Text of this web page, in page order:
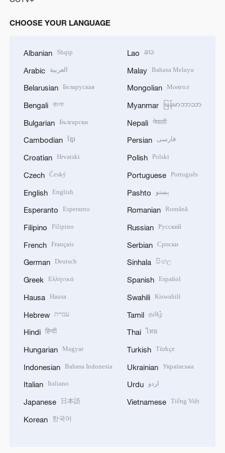
CHOOSE YOUR LANGUAGE
Albanian Shqip
Arabic العربية
Belarusian Беларуская
Bengali বাংলা
Bulgarian Български
Cambodian ខ្មែរ
Croatian Hrvatski
Czech Český
English English
Esperanto Esperanto
Filipino Filipino
French Français
German Deutsch
Greek Ελληνικά
Hausa Hausa
Hebrew עברית
Hindi हिन्दी
Hungarian Magyar
Indonesian Bahasa Indonesia
Italian Italiano
Japanese 日本語
Korean 한국어
Lao ລາວ
Malay Bahasa Melayu
Mongolian Монгол
Myanmar မြန်မာဘာသာ
Nepali नेपाली
Persian فارسی
Polish Polski
Portuguese Português
Pashto پښتو
Romanian Română
Russian Русский
Serbian Српски
Sinhala සිංහල
Spanish Español
Swahili Kiswahili
Tamil தமிழ்
Thai ไทย
Turkish Türkçe
Ukrainian Українська
Urdu اردو
Vietnamese Tiếng Việt